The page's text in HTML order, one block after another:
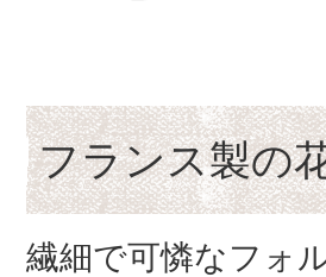
フランス製の
繊細で可憐なフォ